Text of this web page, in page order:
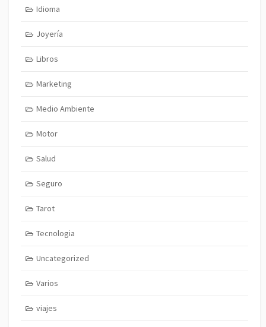
Idioma
Joyería
Libros
Marketing
Medio Ambiente
Motor
Salud
Seguro
Tarot
Tecnologia
Uncategorized
Varios
viajes